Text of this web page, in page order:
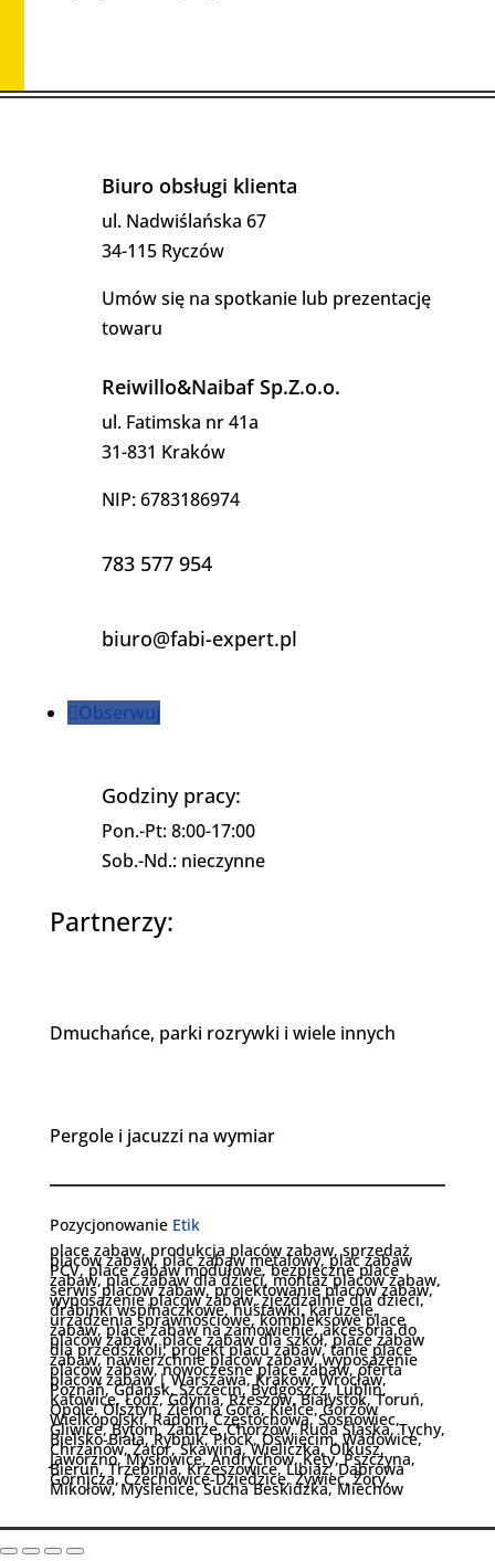
Biuro obsługi klienta
ul. Nadwiślańska 67
34-115 Ryczów
Umów się na spotkanie lub prezentację
towaru
Reiwillo&Naibaf Sp.Z.o.o.
ul. Fatimska nr 41a
31-831 Kraków
NIP: 6783186974
783 577 954
biuro@fabi-expert.pl
Obserwuj
Godziny pracy:
Pon.-Pt: 8:00-17:00
Sob.-Nd.: nieczynne
Partnerzy:
Dmuchańce, parki rozrywki i wiele innych
Pergole i jacuzzi na wymiar
PozycjonowanieEtik
place zabaw, produkcja placów zabaw, sprzedaż
placów zabaw, plac zabaw metalowy, plac zabaw
PCV, place zabaw modułowe, bezpieczne place
zabaw, plac zabaw dla dzieci, montaż placów zabaw,
serwis placów zabaw, projektowanie placów zabaw,
wyposażenie placów zabaw, zjeżdżalnie dla dzieci,
drabinki wspinaczkowe, huśtawki, karuzele,
urządzenia sprawnościowe, kompleksowe place
zabaw, place zabaw na zamówienie, akcesoria do
placów zabaw, place zabaw dla szkół, place zabaw
dla przedszkoli, projekt placu zabaw, tanie place
zabaw, nawierzchnie placów zabaw, wyposażenie
placów zabaw, nowoczesne place zabaw, oferta
placów zabaw | Warszawa, Kraków, Wrocław,
Poznań, Gdańsk, Szczecin, Bydgoszcz, Lublin,
Katowice, Łódź, Gdynia, Rzeszów, Białystok, Toruń,
Opole, Olsztyn, Zielona Góra, Kielce, Gorzów
Wielkopolski, Radom, Częstochowa, Sosnowiec,
Gliwice, Bytom, Zabrze, Chorzów, Ruda Śląska, Tychy,
Bielsko-Biała, Rybnik, Płock, Oświęcim, Wadowice,
Chrzanów, Zator, Skawina, Wieliczka, Olkusz,
Jaworzno, Mysłowice, Andrychów, Kęty, Pszczyna,
Bieruń, Trzebinia, Krzeszowice, Libiąż, Dąbrowa
Górnicza, Czechowice-Dziedzice, Żywiec, Żory,
Mikołów, Myślenice, Sucha Beskidzka, Miechów